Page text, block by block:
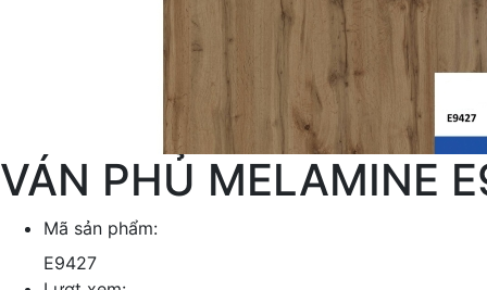
VÁN PHỦ MELAMINE
Mã sản phẩm:
E9427